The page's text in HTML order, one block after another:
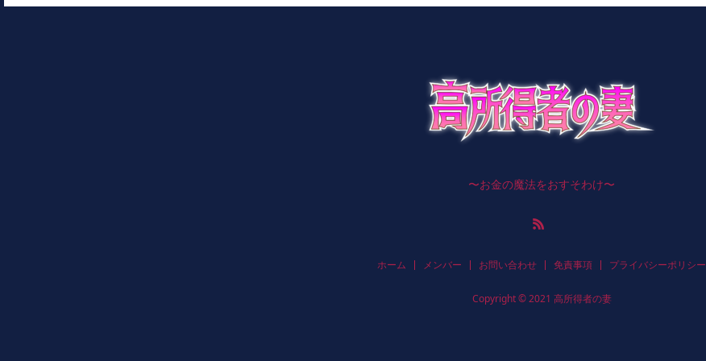
〜お金の魔法をおすそわけ〜
ホーム メンバー お問い合わせ 免責事項 プライバシーポリシー
Copyright © 2021 高所得者の妻